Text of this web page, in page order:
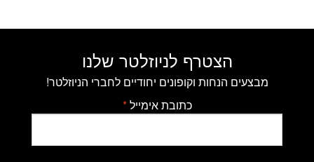
הצטרף לניוזלטר שלנו
מבצעים הנחות וקופונים יחודיים לחברי הניוזלטר!
כתובת אימייל*